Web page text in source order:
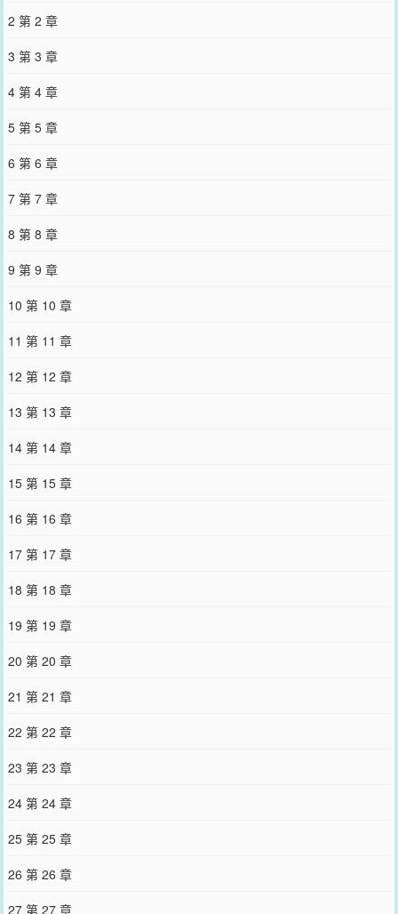
报，奚涧可以免费入读第一军校，每月还额外提供五万星币生活费。
早听说今年入学了一个天才，一年级就破格加入校队，终于见到本人
走后门进来的小白脸？唯一知晓内情的指挥祁宴费了好大功夫，才维
着她放肆嘲笑：“传说中的秘密武器，就这？”弹幕：“第一军校是不是
涧轻飘飘挥出一刀，对面S级机甲应声开裂。众人：……卧槽？说好的
多加照料”呢？到底谁照顾谁！·赛程过半，奚风归来，众人才知道奚涧
惊。#什么，你是说把各大战队按在地上摩擦的人只是个替补？#天才
已经坐上冷板凳#跪求在哪能领到这样一个姐姐，我也想体验一下躺平
轮椅眼含热泪跑去认亲。……结果正撞见他从小一起长大的好兄弟，
巴。奚风：？？？好兄弟趁我不在偷家，求问，我该用什么姿势把他
女主最强，轻快爽文。】
向您QQ群和微博微信里的朋友推荐哦！
2 第 2 章
3 第 3 章
4 第 4 章
5 第 5 章
6 第 6 章
7 第 7 章
8 第 8 章
9 第 9 章
10 第 10 章
11 第 11 章
12 第 12 章
13 第 13 章
14 第 14 章
15 第 15 章
16 第 16 章
17 第 17 章
18 第 18 章
19 第 19 章
20 第 20 章
21 第 21 章
22 第 22 章
23 第 23 章
24 第 24 章
25 第 25 章
26 第 26 章
27 第 27 章